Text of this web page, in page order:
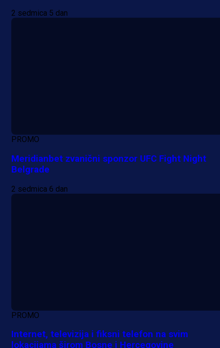
2 sedmica 5 dan
PROMO
Meridianbet zvanični sponzor UFC Fight Night
Belgrade
2 sedmica 6 dan
PROMO
Internet, televizija i fiksni telefon na svim
lokacijama širom Bosne i Hercegovine